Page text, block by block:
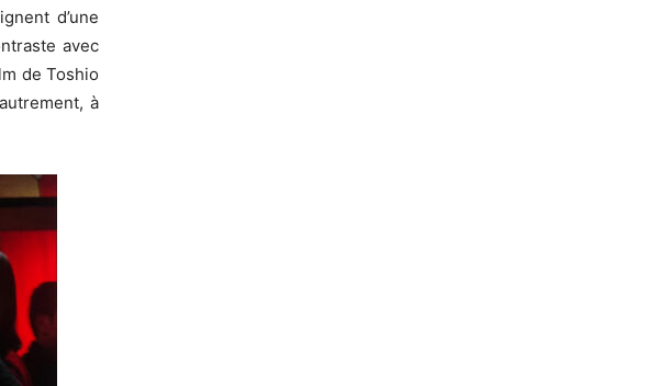
d’une
avec
de Toshio
à